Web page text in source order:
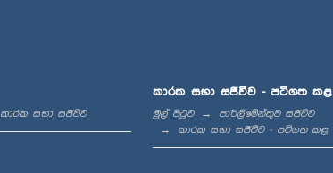
කාරක සභා සජීවීව
කාරක සභා සජීවීව - පටිගත කළ
මුල් පිටුව
පාර්ලිමේන්තුව සජීවීව
කාරක සභා සජීවීව - පටිගත කළ